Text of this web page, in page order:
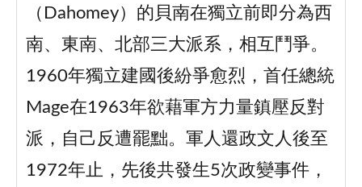
（Dahomey）的貝南在獨立前即分為西
南、東南、北部三大派系，相互鬥爭。
1960年獨立建國後紛爭愈烈，首任總統
Mage在1963年欲藉軍方力量鎮壓反對
派，自己反遭罷黜。軍人還政文人後至
1972年止，先後共發生5次政變事件，